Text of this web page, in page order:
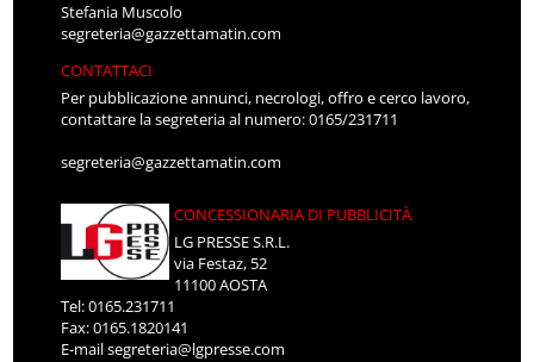
Stefania Muscolo
segreteria@gazzettamatin.com
CONTATTACI
Per pubblicazione annunci, necrologi, offro e cerco lavoro,
contattare la segreteria al numero: 0165/231711
segreteria@gazzettamatin.com
CONCESSIONARIA DI PUBBLICITÀ
LG PRESSE S.R.L.
via Festaz, 52
11100 AOSTA
Tel: 0165.231711
Fax: 0165.1820141
E-mailsegreteria@lgpresse.com